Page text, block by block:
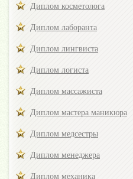
Диплом косметолога
Диплом лаборанта
Диплом лингвиста
Диплом логиста
Диплом массажиста
Диплом мастера маникюра
Диплом медсестры
Диплом менеджера
Диплом механика